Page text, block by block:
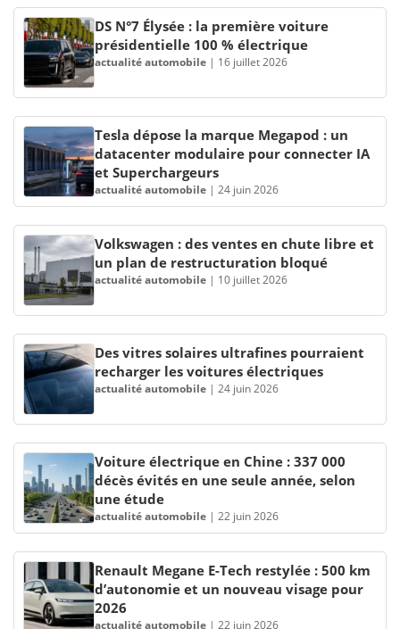
DS N°7 Élysée : la première voiture
présidentielle 100 % électrique
actualité automobile | 16 juillet 2026
Tesla dépose la marque Megapod : un
datacenter modulaire pour connecter IA
et Superchargeurs
actualité automobile | 24 juin 2026
Volkswagen : des ventes en chute libre et
un plan de restructuration bloqué
actualité automobile | 10 juillet 2026
Des vitres solaires ultrafines pourraient
recharger les voitures électriques
actualité automobile | 24 juin 2026
Voiture électrique en Chine : 337 000
décès évités en une seule année, selon
une étude
actualité automobile | 22 juin 2026
Renault Megane E-Tech restylée : 500 km
d’autonomie et un nouveau visage pour
2026
actualité automobile | 22 juin 2026